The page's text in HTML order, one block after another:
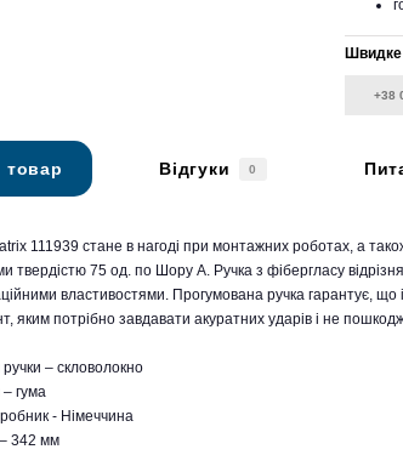
товар Відгуки 0
111939 стане в нагоді при монтажних роботах, а
твердістю 75 од. по Шору А. Ручка з фібергласу
властивостями. Прогумована ручка гарантує,
яким потрібно завдавати акуратних ударів і не
– скловолокно
гума
- Німеччина
342 мм